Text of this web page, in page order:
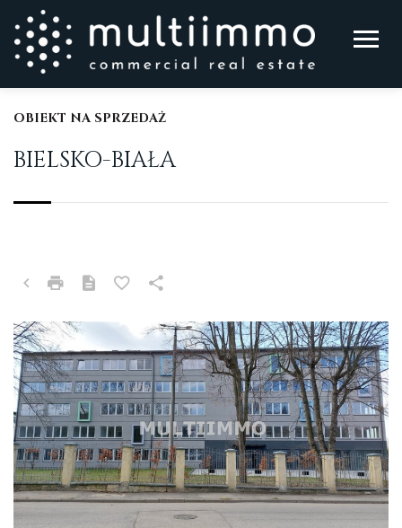
BIELSKO-BIAŁA
OBIEKT NA SPRZEDAŻ